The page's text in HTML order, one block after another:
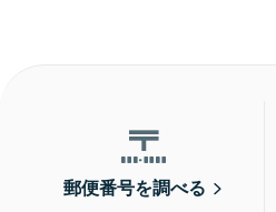
郵便番号を調べる